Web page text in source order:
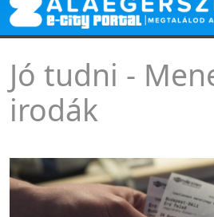
Menetjegy
Jó tudni -
irodák